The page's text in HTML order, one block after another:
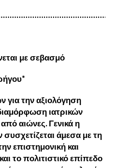
με σεβασμό
την αξιολόγηση
ιατρικών
αιώνες. Γενικά η
άμεσα με τη
επιστημονική και
το πολιτιστικό επίπεδο